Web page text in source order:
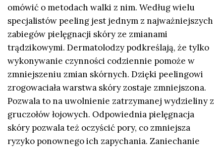
omówić o metodach walki z nim. Według wielu
specjalistów peeling jest jednym z najważniejszych
zabiegów pielęgnacji skóry ze zmianami
trądzikowymi. Dermatolodzy podkreślają, że tylko
wykonywanie czynności codziennie pomoże w
zmniejszeniu zmian skórnych. Dzięki peelingowi
zrogowaciała warstwa skóry zostaje zmniejszona.
Pozwala to na uwolnienie zatrzymanej wydzieliny z
gruczołów łojowych. Odpowiednia pielęgnacja
skóry pozwala też oczyścić pory, co zmniejsza
ryzyko ponownego ich zapychania. Zaniechanie